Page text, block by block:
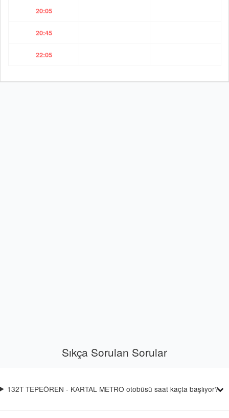
20:05
20:45
22:05
Sıkça Sorulan Sorular
132T TEPEÖREN - KARTAL METRO otobüsü saat kaçta başlıyor?